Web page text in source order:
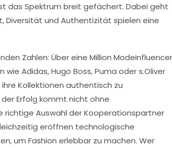
das Spektrum breit gefächert. Dabei geht
Diversität und Authentizität spielen eine
Zahlen: Über eine Million Modeinfluencer
Adidas, Hugo Boss, Puma oder s.Oliver
Kollektionen authentisch zu
Erfolg kommt nicht ohne
richtige Auswahl der Kooperationspartner
eröffnen technologische
um Fashion erlebbar zu machen. Wer